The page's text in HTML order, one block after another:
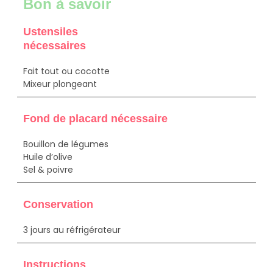
Bon à savoir
Ustensiles
nécessaires
Fait tout ou cocotte
Mixeur plongeant
Fond de placard nécessaire
Bouillon de légumes
Huile d’olive
Sel & poivre
Conservation
3 jours au réfrigérateur
Instructions